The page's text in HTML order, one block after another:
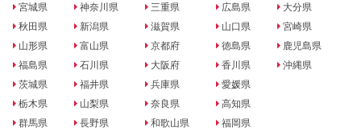
宮城県
秋田県
山形県
福島県
茨城県
栃木県
群馬県
神奈川県
新潟県
富山県
石川県
福井県
山梨県
長野県
三重県
滋賀県
京都府
大阪府
兵庫県
奈良県
和歌山県
広島県
山口県
徳島県
香川県
愛媛県
高知県
福岡県
大分県
宮崎県
鹿児島県
沖縄県